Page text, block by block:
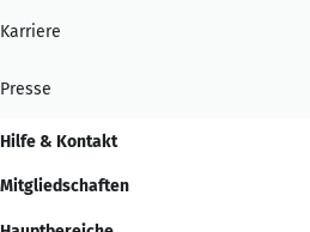
Karriere
Presse
Hilfe & Kontakt
Mitgliedschaften